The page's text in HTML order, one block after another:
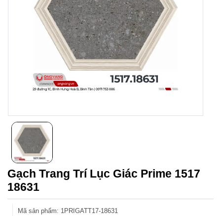
Gạch Trang Trí Lục Giác Prime 1517
18631
Mã sản phẩm: 1PRIGATT17-18631